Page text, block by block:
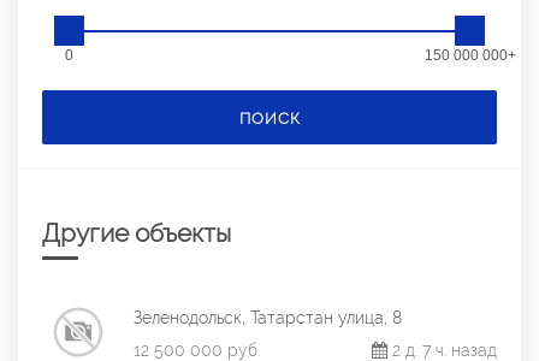
0 150 000 000+
ПОИСК
Другие объекты
Зеленодольск, Татарстан улица, 8
12 500 000 руб.
2 д. 7 ч. назад